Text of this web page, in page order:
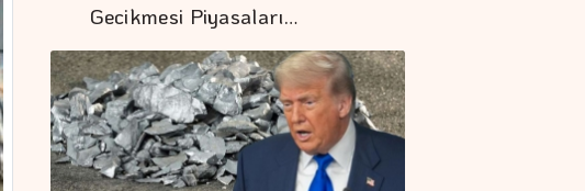
Gecikmesi Piyasaları…